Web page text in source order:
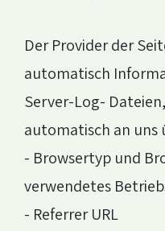
Der Provider der
automatisch
Server-Log-
automatisch an uns
- Browsertyp und
verwendetes
- Referrer URL